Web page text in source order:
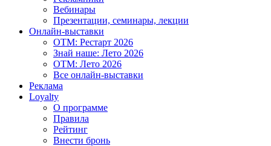
Вебинары
Презентации, семинары, лекции
Онлайн-выставки
OTM: Рестарт 2026
Знай наше: Лето 2026
OTM: Лето 2026
Все онлайн-выставки
Реклама
Loyalty
О программе
Правила
Рейтинг
Внести бронь